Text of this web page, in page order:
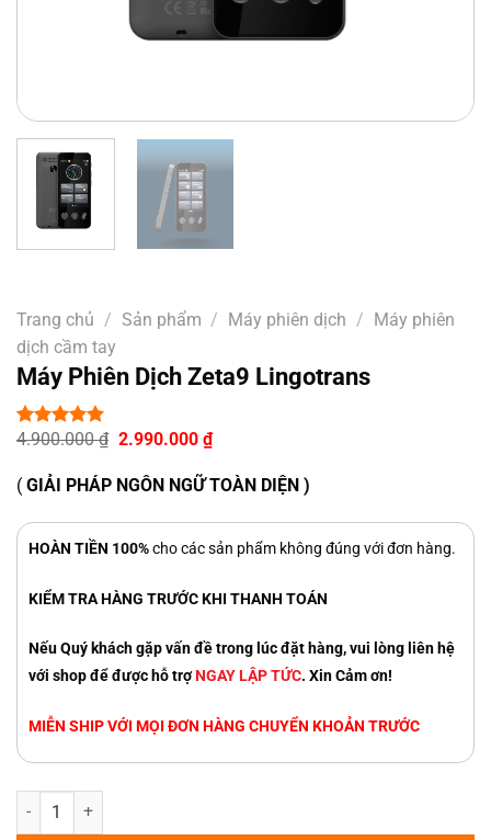
Trang chủ / Sản phẩm / Máy phiên dịch / Máy phiên
dịch cầm tay
Máy Phiên Dịch Zeta9 Lingotrans
5.00trên 5
1
đánh giá
4.900.000₫ Giá
là:
4.900.000 ₫.
2.990.000 ₫Giá
hiện
tại
là:
( GIẢI PHÁP NGÔN NGỮ TOÀN DIỆN )
HOÀN TIỀN 100%cho các sản phẩm không đúng với đơn hàng.
KIỂM TRA HÀNG TRƯỚC KHI THANH TOÁN
Nếu Quý khách gặp vấn đề trong lúc đặt hàng, vui lòng liên hệ
với shop để được hỗ trợNGAY LẬP TỨC. Xin Cảm ơn!
MIỄN SHIP VỚI MỌI ĐƠN HÀNG CHUYỂN KHOẢN TRƯỚC
Máy Phiên Dịch Zeta9 Lingotrans số lượng